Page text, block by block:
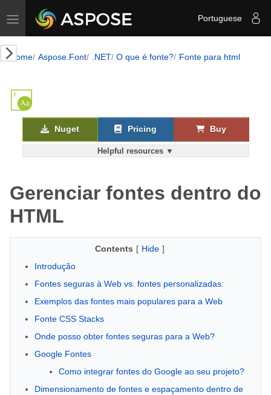
Toggle navigation Portuguese
Home Aspose.Font .NET O que é fonte? Fonte para html
Helpful resources ▼
Nuget Pricing Buy
Gerenciar fontes dentro do
HTML
Contents [ Hide ]
Introdução
Fontes seguras à Web vs. fontes personalizadas:
Exemplos das fontes mais populares para a Web
Fonte CSS Stacks
Onde posso obter fontes seguras para a Web?
Google Fontes
Como integrar fontes do Google ao seu projeto?
Dimensionamento de fontes e espaçamento dentro de